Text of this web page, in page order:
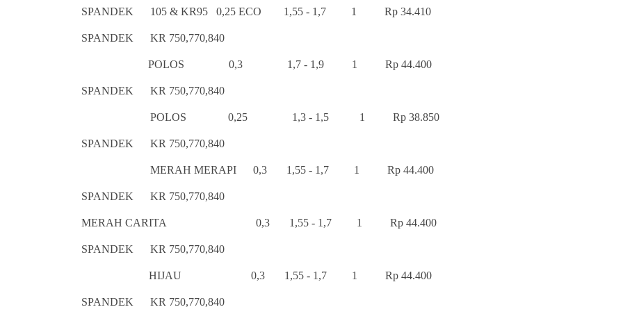
SPANDEK 105 & KR95 0,25 ECO 1,55 - 1,7 1 Rp 34.410
SPANDEK KR 750,770,840
POLOS 0,3 1,7 - 1,9 1 Rp 44.400
SPANDEK KR 750,770,840
POLOS 0,25 1,3 - 1,5 1 Rp 38.850
SPANDEK KR 750,770,840
MERAH MERAPI 0,3 1,55 - 1,7 1 Rp 44.400
SPANDEK KR 750,770,840
MERAH CARITA 0,3 1,55 - 1,7 1 Rp 44.400
SPANDEK KR 750,770,840
HIJAU 0,3 1,55 - 1,7 1 Rp 44.400
SPANDEK KR 750,770,840